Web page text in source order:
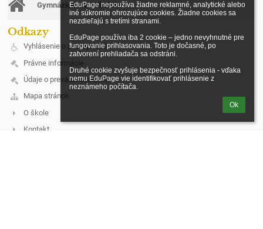
EduPage nepoužíva žiadne reklamné, analytické alebo
iné súkromie ohrozujúce cookies. Žiadne cookies sa
nezdieľajú s tretími stranami.
EduPage používa iba 2 cookie – jedno nevyhnutné pre
fungovanie prihlasovania. Toto je dočasné, po
zatvorení prehliadača sa odstráni.
Druhé cookie zvyšuje bezpečnosť prihlásenia - vďaka
nemu EduPage vie identifikovať prihlásenie z
neznámeho počítača.
Ok
Gymnázium sv. Mikuláša
Odkazy
Vyhlásenie o prístupnosti
Právne informácie
Údaje o prevádzkovateľovi
Mapa stránok
O škole
Kontakt